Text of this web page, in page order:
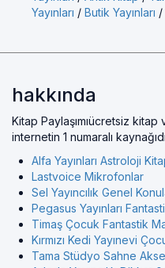
Yayınları / Butik Yayınları /
hakkında
Kitap Paylaşımıücretsiz
internetin 1 numaralı
Alfa Yayınları Astroloji
Lastvoice Mikrofonlar
Sel Yayıncılık Genel
Pegasus Yayınları
Timaş Çocuk Fantastik
Kırmızı Kedi Yayınevi
Tama Stüdyo Sahne